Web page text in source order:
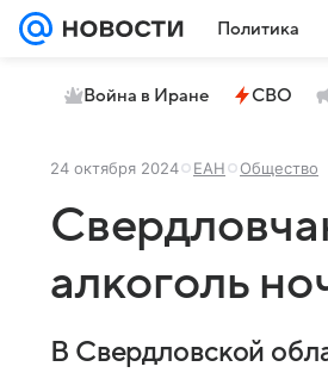
Политика
Война в Иране СВО
24 октября 2024 ЕАН Общество
алкоголь
В Свердловской